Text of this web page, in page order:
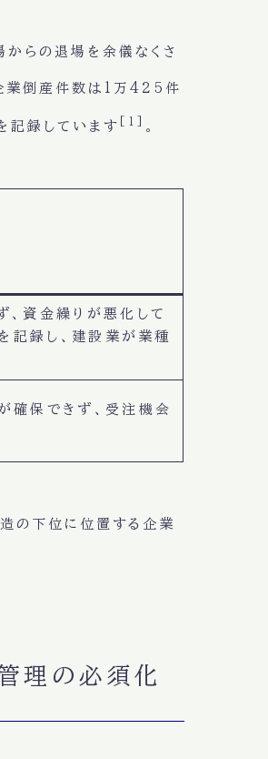
らの退場を余儀なくさ
業倒産件数は1万425件
記録しています 。
、資金繰りが悪化して
録し、建設業が業種
確保できず、受注機会
の下位に位置する企業
理の必須化